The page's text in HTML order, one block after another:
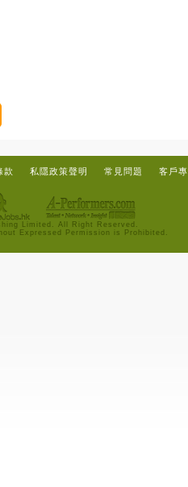
款 私隱政策聲明 常見問題 客戶
Limited. All Right Reserved.
Expressed Permission is Prohibited.